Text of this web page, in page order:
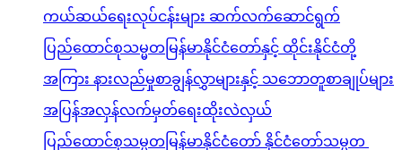
ကယ်ဆယ်ရေးလုပ်ငန်းများ ဆက်လက်ဆောင်ရွက်
ပြည်ထောင်စုသမ္မတမြန်မာနိုင်ငံတော်နှင့် ထိုင်းနိုင်ငံတို့
အကြား နားလည်မှုစာချွန်လွှာများနှင့် သဘောတူစာချုပ်များ
အပြန်အလှန်လက်မှတ်ရေးထိုးလဲလှယ်
ပြည်ထောင်စုသမ္မတမြန်မာနိုင်ငံတော် နိုင်ငံတော်သမ္မတ